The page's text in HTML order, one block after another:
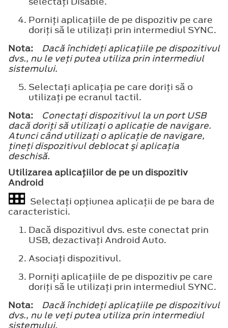
Porniţi aplicaţiile de pe dispozitiv pe care
doriţi să le utilizaţi prin intermediul SYNC.
Nota:
Dacă închideţi aplicaţiile pe dispozitivul
dvs., nu le veţi putea utiliza prin intermediul
sistemului.
Selectaţi aplicaţia pe care doriţi să o
utilizaţi pe ecranul tactil.
Nota:
Conectaţi dispozitivul la un port USB
dacă doriţi să utilizaţi o aplicaţie de navigare.
Atunci când utilizaţi o aplicaţie de navigare,
ţineţi dispozitivul deblocat şi aplicaţia
deschisă.
Utilizarea aplicaţiilor de pe un dispozitiv
Android
Selectaţi opţiunea aplicaţii de pe bara de
caracteristici.
Dacă dispozitivul dvs. este conectat prin
USB, dezactivaţi Android Auto.
Asociaţi dispozitivul.
Porniţi aplicaţiile de pe dispozitiv pe care
doriţi să le utilizaţi prin intermediul SYNC.
Nota:
Dacă închideţi aplicaţiile pe dispozitivul
dvs., nu le veţi putea utiliza prin intermediul
sistemului.